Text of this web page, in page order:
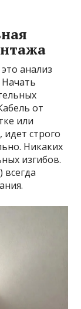
анализ
Начать
от
или
строго
Никаких
изгибов.
всегда